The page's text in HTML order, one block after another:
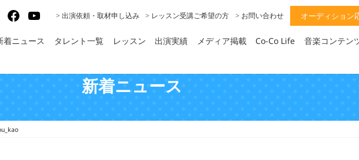
> 出演依頼・取材申し込み > レッスン受講ご希望の方 > お問い合わせ オーディション
着ニュース タレント一覧 レッスン 出演実績 メディア掲載 Co-Co Life 音楽コンテン
新着ニュース